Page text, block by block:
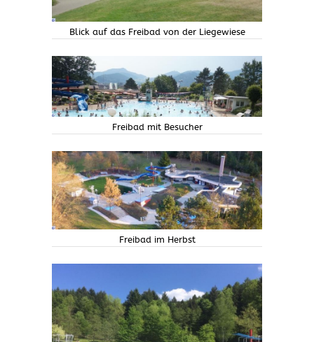
Blick auf das Freibad von der Liegewiese
Freibad mit Besucher
Freibad im Herbst